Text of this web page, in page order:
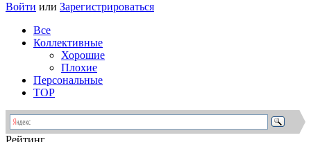
Войти или Зарегистрироваться
Все
Коллективные
Хорошие
Плохие
Персональные
TOP
Рейтинг